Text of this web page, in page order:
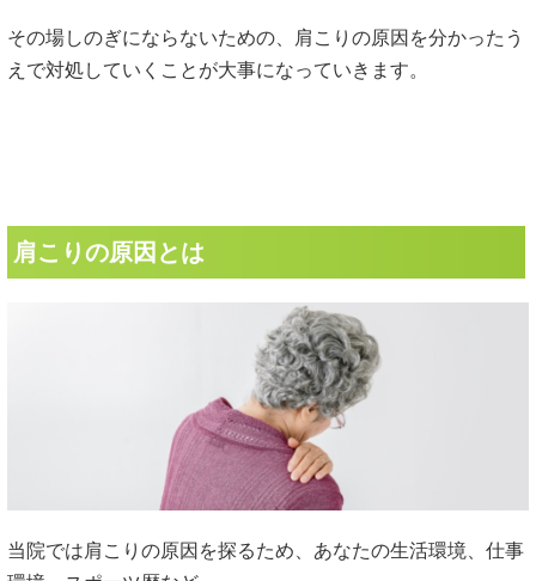
その場しのぎにならないための、肩こりの原因を分かったう
えで対処していくことが大事になっていきます。
肩こりの原因とは
当院では肩こりの原因を探るため、あなたの生活環境、仕事